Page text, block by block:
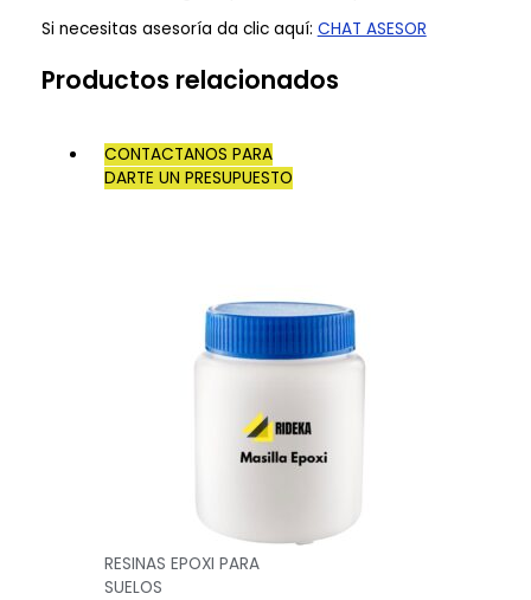
Si necesitas asesoría da clic aquí: CHAT ASESOR
Productos relacionados
CONTACTANOS PARA
DARTE UN PRESUPUESTO
RESINAS EPOXI PARA
SUELOS